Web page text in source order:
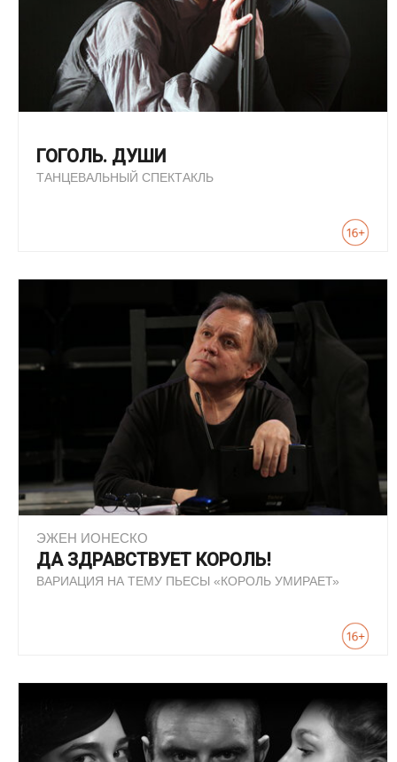
ГОГОЛЬ. ДУШИ
ТАНЦЕВАЛЬНЫЙ СПЕКТАКЛЬ
ЭЖЕН ИОНЕСКО
ДА ЗДРАВСТВУЕТ КОРОЛЬ!
ВАРИАЦИЯ НА ТЕМУ ПЬЕСЫ «КОРОЛЬ УМИРАЕТ»